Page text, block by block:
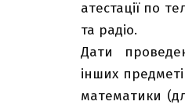
атестації по
та радіо.
Дати
інших
математики